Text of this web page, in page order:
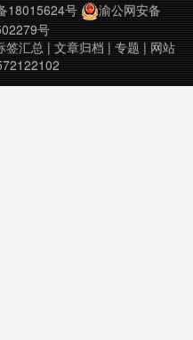
18015624号
渝公网安备
号
签汇总| 文章归档 | 专题 | 网站